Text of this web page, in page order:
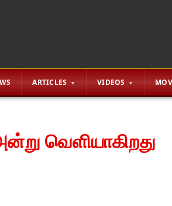
ARTICLES VIDEOS
வெளியாகிறது